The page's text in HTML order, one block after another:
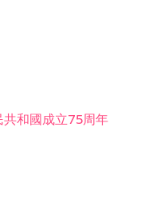
和國成立75周年